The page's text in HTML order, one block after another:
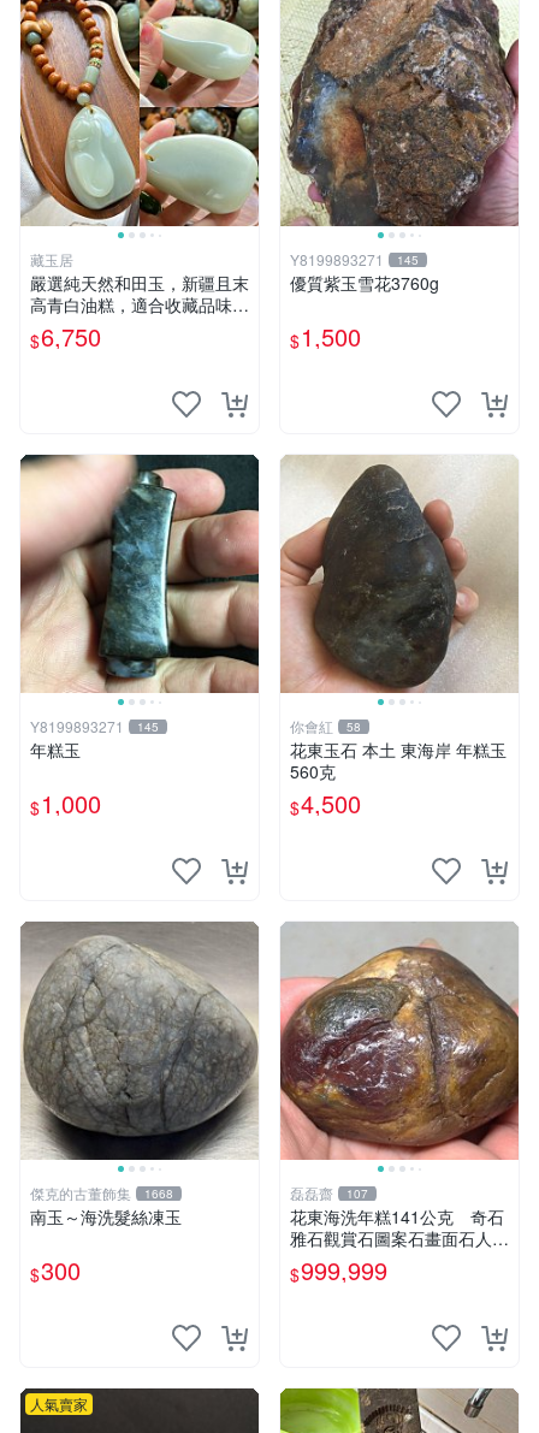
藏玉居
嚴選純天然和田玉，新疆且末
高青白油糕，適合收藏品味珍
品 白玉 玉器 油糕
$6,750
Y8199893271 145
優質紫玉雪花3760g
$1,500
Y8199893271 145
年糕玉
$1,000
你會紅 58
花東玉石 本土 東海岸 年糕玉
560克
$4,500
傑克的古董飾集 1668
南玉～海洗髮絲凍玉
$300
磊磊齋 107
花東海洗年糕141公克 奇石
雅石觀賞石圖案石畫面石人物
石原礦石石風景觀石印章石印
石戈壁石戈壁玉石雨花石瑪瑙
$999,999
人氣賣家